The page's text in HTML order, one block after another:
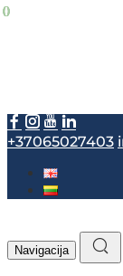
+37065027403
Navigacija